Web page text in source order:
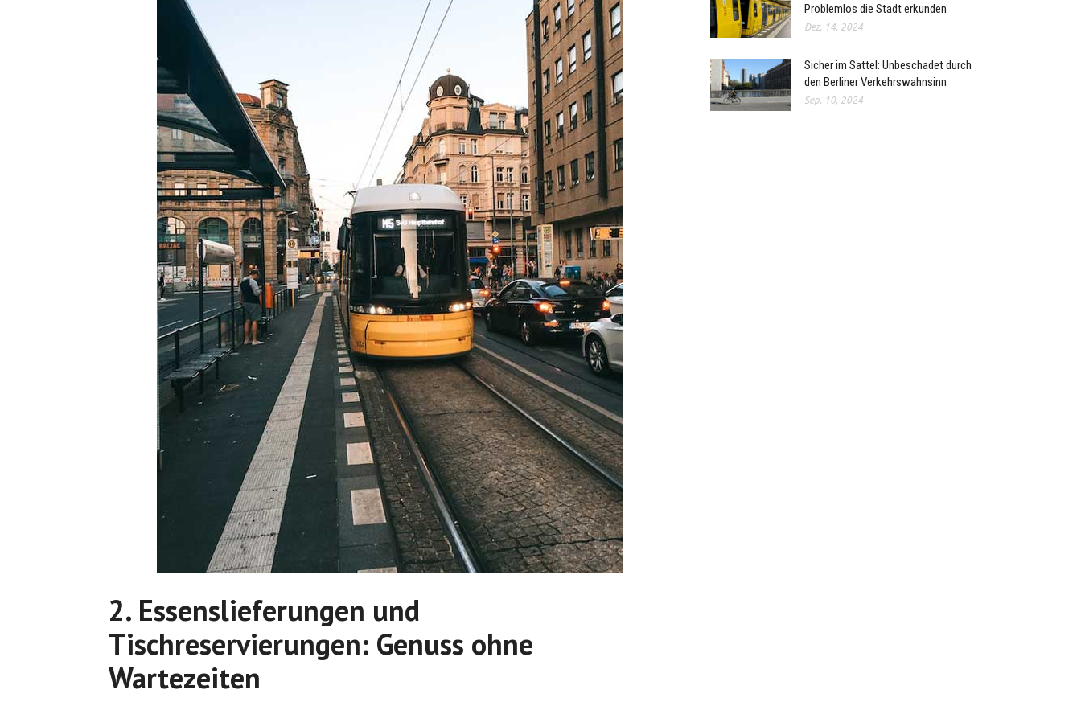
2. Essenslieferungen und
Tischreservierungen: Genuss ohne
Wartezeiten
Problemlos die Stadt erkunden
Dez. 14, 2024
Sicher im Sattel: Unbeschadet durch
den Berliner Verkehrswahnsinn
Sep. 10, 2024